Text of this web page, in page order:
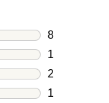
8
8 recenzii
1
1 recenzie
2
2 recenzii
1